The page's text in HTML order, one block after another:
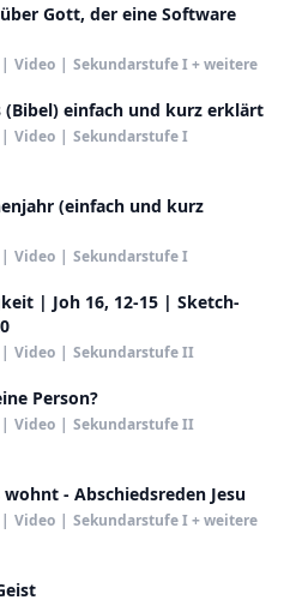
Gott, der eine Software
| Video | Sekundarstufe I + weitere
(Bibel) einfach und kurz erklärt
| Video | Sekundarstufe I
(einfach und kurz
| Video | Sekundarstufe I
| Joh 16, 12-15 | Sketch-
| Video | Sekundarstufe II
Person?
| Video | Sekundarstufe II
wohnt - Abschiedsreden Jesu
| Video | Sekundarstufe I + weitere